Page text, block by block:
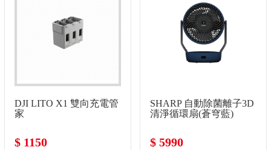
DJI LITO X1 雙向充電管
家
$ 1150
SHARP 自動除菌離子3D
清淨循環扇(蒼穹藍)
$ 5990